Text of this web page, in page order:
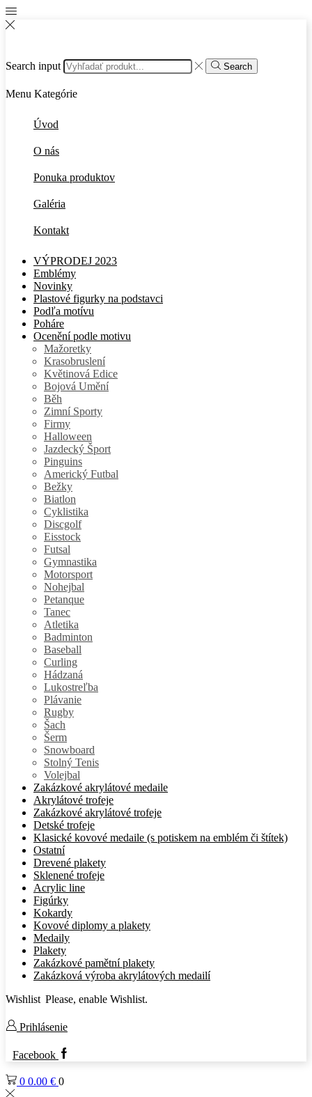
Search input Search
Menu Kategórie
Úvod
O nás
Ponuka produktov
Galéria
Kontakt
VÝPRODEJ 2023
Emblémy
Novinky
Plastové figurky na podstavci
Podľa motívu
Poháre
Ocenění podle motivu
Mažoretky
Krasobruslení
Květinová Edice
Bojová Umění
Běh
Zimní Sporty
Firmy
Halloween
Jazdecký Šport
Pinguins
Americký Futbal
Bežky
Biatlon
Cyklistika
Discgolf
Eisstock
Futsal
Gymnastika
Motorsport
Nohejbal
Petanque
Tanec
Atletika
Badminton
Baseball
Curling
Hádzaná
Lukostreľba
Plávanie
Rugby
Šach
Šerm
Snowboard
Stolný Tenis
Volejbal
Zakázkové akrylátové medaile
Akrylátové trofeje
Zakázkové akrylátové trofeje
Detské trofeje
Klasické kovové medaile (s potiskem na emblém či štítek)
Ostatní
Drevené plakety
Sklenené trofeje
Acrylic line
Figúrky
Kokardy
Kovové diplomy a plakety
Medaily
Plakety
Zakázkové pamětní plakety
Zakázková výroba akrylátových medailí
Wishlist Please, enable Wishlist.
Prihlásenie
Facebook
0 0.00 € 0